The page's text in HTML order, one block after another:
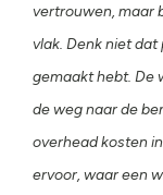
vertrouwen, maar
vlak. Denk niet
gemaakt hebt. De
de weg naar de
overhead kosten
ervoor, waar een